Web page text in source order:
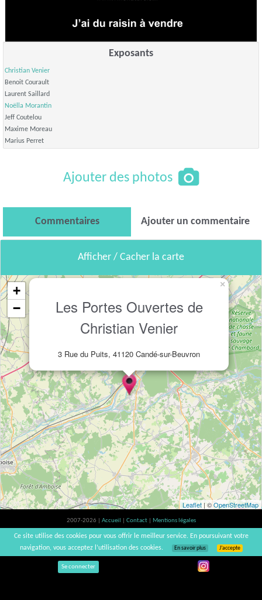
Exposants
Christian Venier
Benoit Courault
Laurent Saillard
Noëlla Morantin
Jeff Coutelou
Maxime Moreau
Marius Perret
Ajouter des photos
Commentaires Ajouter un commentaire
Afficher / Cacher la carte
Les Portes Ouvertes de
Christian Venier
3 Rue du Puits, 41120 Candé-sur-Beuvron
×
+
−
Leaflet | ©OpenStreetMap
2007-2026 | Accueil Contact
Mentions légales
L'abus d'alcool est dangereux pour la santé, à consommer avec modération. |
vinsnaturels | v3.12
Se connecter
Ce site utilise des cookies pour vous offrir le meilleur service. En poursuivant votre
navigation, vous acceptez l’utilisation des cookies.
En savoir plus J’accepte